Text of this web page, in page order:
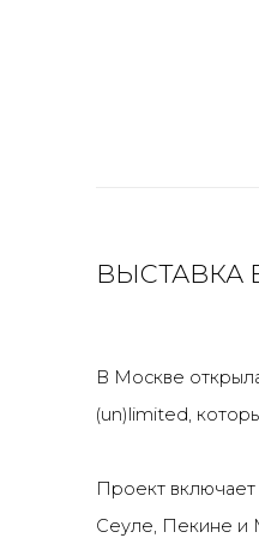
ВЫСТАВКА
В Москве
(un)limited,
Проект включает
Сеуле, Пекине и